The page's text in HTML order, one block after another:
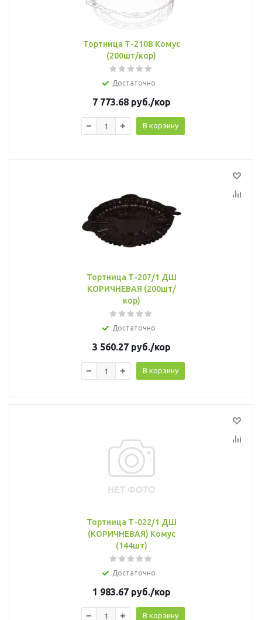
Тортница Т-210В Комус
(200шт/кор)
Достаточно
7 773.68руб./кор
В корзину
Тортница Т-207/1 ДШ
КОРИЧНЕВАЯ (200шт/
кор)
Достаточно
3 560.27руб./кор
В корзину
Тортница Т-022/1 ДШ
(КОРИЧНЕВАЯ) Комус
(144шт)
Достаточно
1 983.67руб./кор
В корзину